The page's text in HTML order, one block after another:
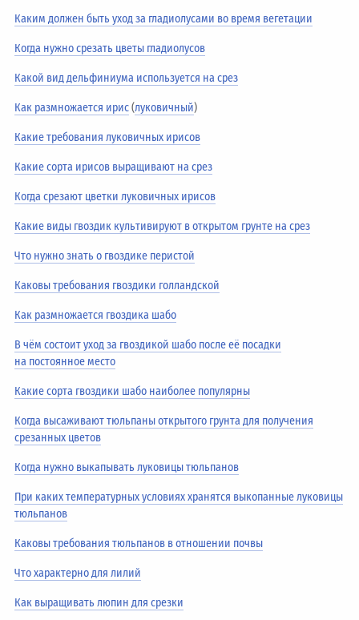
Каким должен быть уход за гладиолусами во время вегетации
Когда нужно срезать цветы гладиолусов
Какой вид дельфиниума используется на срез
Как размножается ирис(луковичный)
Какие требования луковичных ирисов
Какие сорта ирисов выращивают на срез
Когда срезают цветки луковичных ирисов
Какие виды гвоздик культивируют в открытом грунте на срез
Что нужно знать о гвоздике перистой
Каковы требования гвоздики голландской
Как размножается гвоздика шабо
В чём состоит уход за гвоздикой шабо после её посадки
на постоянное место
Какие сорта гвоздики шабо наиболее популярны
Когда высаживают тюльпаны открытого грунта для получения
срезанных цветов
Когда нужно выкапывать луковицы тюльпанов
При каких температурных условиях хранятся выкопанные луковицы
тюльпанов
Каковы требования тюльпанов в отношении почвы
Что характерно для лилий
Как выращивать люпин для срезки